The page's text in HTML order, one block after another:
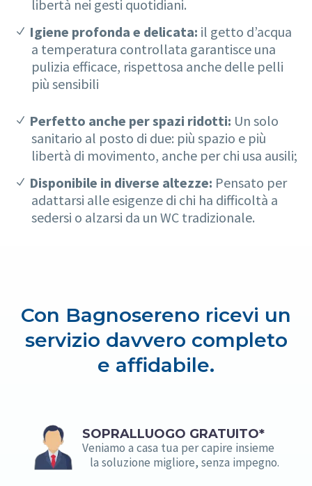
libertà nei gesti quotidiani.
Igiene profonda e delicata: il getto d’acqua
a temperatura controllata garantisce una
pulizia efficace, rispettosa anche delle pelli
più sensibili
Perfetto anche per spazi ridotti: Un solo
sanitario al posto di due: più spazio e più
libertà di movimento, anche per chi usa ausili;
Disponibile in diverse altezze: Pensato per
adattarsi alle esigenze di chi ha difficoltà a
sedersi o alzarsi da un WC tradizionale.
Con Bagnosereno ricevi un
servizio davvero completo
e affidabile.
SOPRALLUOGO GRATUITO*
Ven­ia­mo a casa tua per capire insieme
la soluzione migliore, senza impegno.